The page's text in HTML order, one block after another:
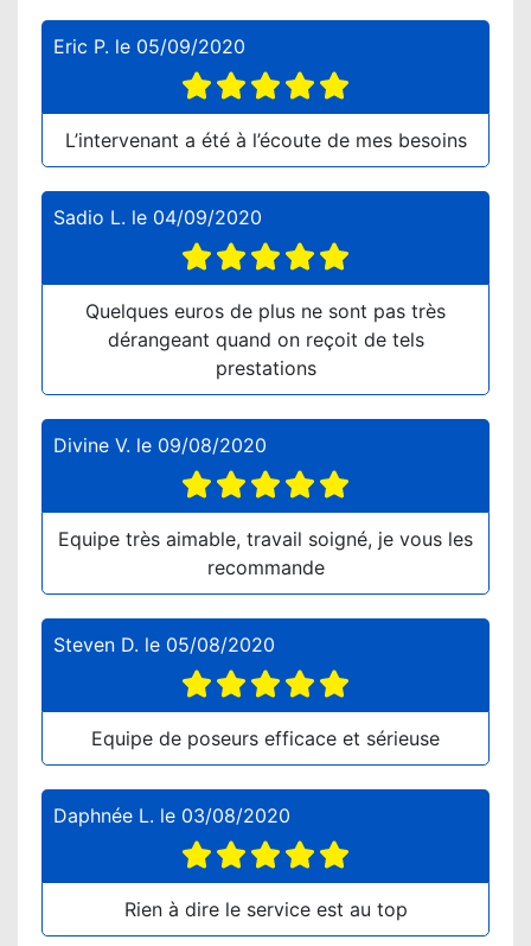
Eric P. le 05/09/2020
L’intervenant a été à l’écoute de mes besoins
Sadio L. le 04/09/2020
Quelques euros de plus ne sont pas très
dérangeant quand on reçoit de tels
prestations
Divine V. le 09/08/2020
Equipe très aimable, travail soigné, je vous les
recommande
Steven D. le 05/08/2020
Equipe de poseurs efficace et sérieuse
Daphnée L. le 03/08/2020
Rien à dire le service est au top